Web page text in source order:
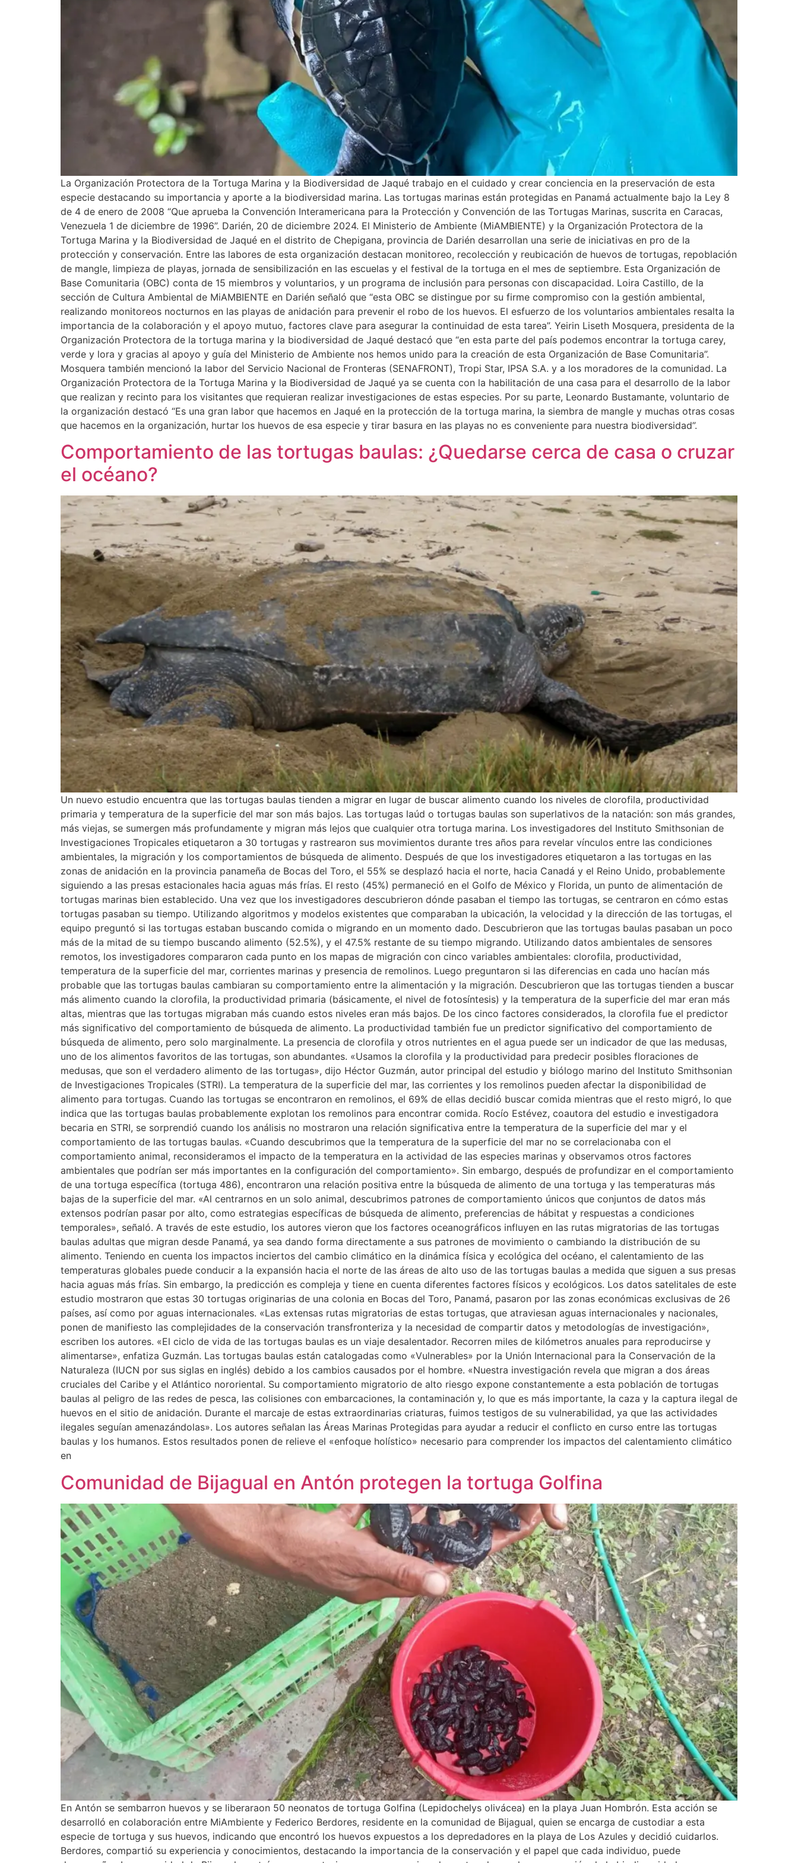
La Organización Protectora de la Tortuga Marina y la Biodiversidad de Jaqué trabajo en el cuidado y crear conciencia en la preservación de esta
especie destacando su importancia y aporte a la biodiversidad marina. Las tortugas marinas están protegidas en Panamá actualmente bajo la Ley 8
de 4 de enero de 2008 “Que aprueba la Convención Interamericana para la Protección y Convención de las Tortugas Marinas, suscrita en Caracas,
Venezuela 1 de diciembre de 1996”. Darién, 20 de diciembre 2024. El Ministerio de Ambiente (MiAMBIENTE) y la Organización Protectora de la
Tortuga Marina y la Biodiversidad de Jaqué en el distrito de Chepigana, provincia de Darién desarrollan una serie de iniciativas en pro de la
protección y conservación. Entre las labores de esta organización destacan monitoreo, recolección y reubicación de huevos de tortugas, repoblación
de mangle, limpieza de playas, jornada de sensibilización en las escuelas y el festival de la tortuga en el mes de septiembre. Esta Organización de
Base Comunitaria (OBC) conta de 15 miembros y voluntarios, y un programa de inclusión para personas con discapacidad. Loira Castillo, de la
sección de Cultura Ambiental de MiAMBIENTE en Darién señaló que “esta OBC se distingue por su firme compromiso con la gestión ambiental,
realizando monitoreos nocturnos en las playas de anidación para prevenir el robo de los huevos. El esfuerzo de los voluntarios ambientales resalta la
importancia de la colaboración y el apoyo mutuo, factores clave para asegurar la continuidad de esta tarea”. Yeirin Liseth Mosquera, presidenta de la
Organización Protectora de la tortuga marina y la biodiversidad de Jaqué destacó que “en esta parte del país podemos encontrar la tortuga carey,
verde y lora y gracias al apoyo y guía del Ministerio de Ambiente nos hemos unido para la creación de esta Organización de Base Comunitaria”.
Mosquera también mencionó la labor del Servicio Nacional de Fronteras (SENAFRONT), Tropi Star, IPSA S.A. y a los moradores de la comunidad. La
Organización Protectora de la Tortuga Marina y la Biodiversidad de Jaqué ya se cuenta con la habilitación de una casa para el desarrollo de la labor
que realizan y recinto para los visitantes que requieran realizar investigaciones de estas especies. Por su parte, Leonardo Bustamante, voluntario de
la organización destacó “Es una gran labor que hacemos en Jaqué en la protección de la tortuga marina, la siembra de mangle y muchas otras cosas
que hacemos en la organización, hurtar los huevos de esa especie y tirar basura en las playas no es conveniente para nuestra biodiversidad”.
Comportamiento de las tortugas baulas: ¿Quedarse cerca de casa o cruzar
el océano?
Un nuevo estudio encuentra que las tortugas baulas tienden a migrar en lugar de buscar alimento cuando los niveles de clorofila, productividad
primaria y temperatura de la superficie del mar son más bajos. Las tortugas laúd o tortugas baulas son superlativos de la natación: son más grandes,
más viejas, se sumergen más profundamente y migran más lejos que cualquier otra tortuga marina. Los investigadores del Instituto Smithsonian de
Investigaciones Tropicales etiquetaron a 30 tortugas y rastrearon sus movimientos durante tres años para revelar vínculos entre las condiciones
ambientales, la migración y los comportamientos de búsqueda de alimento. Después de que los investigadores etiquetaron a las tortugas en las
zonas de anidación en la provincia panameña de Bocas del Toro, el 55% se desplazó hacia el norte, hacia Canadá y el Reino Unido, probablemente
siguiendo a las presas estacionales hacia aguas más frías. El resto (45%) permaneció en el Golfo de México y Florida, un punto de alimentación de
tortugas marinas bien establecido. Una vez que los investigadores descubrieron dónde pasaban el tiempo las tortugas, se centraron en cómo estas
tortugas pasaban su tiempo. Utilizando algoritmos y modelos existentes que comparaban la ubicación, la velocidad y la dirección de las tortugas, el
equipo preguntó si las tortugas estaban buscando comida o migrando en un momento dado. Descubrieron que las tortugas baulas pasaban un poco
más de la mitad de su tiempo buscando alimento (52.5%), y el 47.5% restante de su tiempo migrando. Utilizando datos ambientales de sensores
remotos, los investigadores compararon cada punto en los mapas de migración con cinco variables ambientales: clorofila, productividad,
temperatura de la superficie del mar, corrientes marinas y presencia de remolinos. Luego preguntaron si las diferencias en cada uno hacían más
probable que las tortugas baulas cambiaran su comportamiento entre la alimentación y la migración. Descubrieron que las tortugas tienden a buscar
más alimento cuando la clorofila, la productividad primaria (básicamente, el nivel de fotosíntesis) y la temperatura de la superficie del mar eran más
altas, mientras que las tortugas migraban más cuando estos niveles eran más bajos. De los cinco factores considerados, la clorofila fue el predictor
más significativo del comportamiento de búsqueda de alimento. La productividad también fue un predictor significativo del comportamiento de
búsqueda de alimento, pero solo marginalmente. La presencia de clorofila y otros nutrientes en el agua puede ser un indicador de que las medusas,
uno de los alimentos favoritos de las tortugas, son abundantes. «Usamos la clorofila y la productividad para predecir posibles floraciones de
medusas, que son el verdadero alimento de las tortugas», dijo Héctor Guzmán, autor principal del estudio y biólogo marino del Instituto Smithsonian
de Investigaciones Tropicales (STRI). La temperatura de la superficie del mar, las corrientes y los remolinos pueden afectar la disponibilidad de
alimento para tortugas. Cuando las tortugas se encontraron en remolinos, el 69% de ellas decidió buscar comida mientras que el resto migró, lo que
indica que las tortugas baulas probablemente explotan los remolinos para encontrar comida. Rocío Estévez, coautora del estudio e investigadora
becaria en STRI, se sorprendió cuando los análisis no mostraron una relación significativa entre la temperatura de la superficie del mar y el
comportamiento de las tortugas baulas. «Cuando descubrimos que la temperatura de la superficie del mar no se correlacionaba con el
comportamiento animal, reconsideramos el impacto de la temperatura en la actividad de las especies marinas y observamos otros factores
ambientales que podrían ser más importantes en la configuración del comportamiento». Sin embargo, después de profundizar en el comportamiento
de una tortuga específica (tortuga 486), encontraron una relación positiva entre la búsqueda de alimento de una tortuga y las temperaturas más
bajas de la superficie del mar. «Al centrarnos en un solo animal, descubrimos patrones de comportamiento únicos que conjuntos de datos más
extensos podrían pasar por alto, como estrategias específicas de búsqueda de alimento, preferencias de hábitat y respuestas a condiciones
temporales», señaló. A través de este estudio, los autores vieron que los factores oceanográficos influyen en las rutas migratorias de las tortugas
baulas adultas que migran desde Panamá, ya sea dando forma directamente a sus patrones de movimiento o cambiando la distribución de su
alimento. Teniendo en cuenta los impactos inciertos del cambio climático en la dinámica física y ecológica del océano, el calentamiento de las
temperaturas globales puede conducir a la expansión hacia el norte de las áreas de alto uso de las tortugas baulas a medida que siguen a sus presas
hacia aguas más frías. Sin embargo, la predicción es compleja y tiene en cuenta diferentes factores físicos y ecológicos. Los datos satelitales de este
estudio mostraron que estas 30 tortugas originarias de una colonia en Bocas del Toro, Panamá, pasaron por las zonas económicas exclusivas de 26
países, así como por aguas internacionales. «Las extensas rutas migratorias de estas tortugas, que atraviesan aguas internacionales y nacionales,
ponen de manifiesto las complejidades de la conservación transfronteriza y la necesidad de compartir datos y metodologías de investigación»,
escriben los autores. «El ciclo de vida de las tortugas baulas es un viaje desalentador. Recorren miles de kilómetros anuales para reproducirse y
alimentarse», enfatiza Guzmán. Las tortugas baulas están catalogadas como «Vulnerables» por la Unión Internacional para la Conservación de la
Naturaleza (IUCN por sus siglas en inglés) debido a los cambios causados por el hombre. «Nuestra investigación revela que migran a dos áreas
cruciales del Caribe y el Atlántico nororiental. Su comportamiento migratorio de alto riesgo expone constantemente a esta población de tortugas
baulas al peligro de las redes de pesca, las colisiones con embarcaciones, la contaminación y, lo que es más importante, la caza y la captura ilegal de
huevos en el sitio de anidación. Durante el marcaje de estas extraordinarias criaturas, fuimos testigos de su vulnerabilidad, ya que las actividades
ilegales seguían amenazándolas». Los autores señalan las Áreas Marinas Protegidas para ayudar a reducir el conflicto en curso entre las tortugas
baulas y los humanos. Estos resultados ponen de relieve el «enfoque holístico» necesario para comprender los impactos del calentamiento climático
en
Comunidad de Bijagual en Antón protegen la tortuga Golfina
En Antón se sembarron huevos y se liberaraon 50 neonatos de tortuga Golfina (Lepidochelys olivácea) en la playa Juan Hombrón. Esta acción se
desarrolló en colaboración entre MiAmbiente y Federico Berdores, residente en la comunidad de Bijagual, quien se encarga de custodiar a esta
especie de tortuga y sus huevos, indicando que encontró los huevos expuestos a los depredadores en la playa de Los Azules y decidió cuidarlos.
Berdores, compartió su experiencia y conocimientos, destacando la importancia de la conservación y el papel que cada individuo, puede